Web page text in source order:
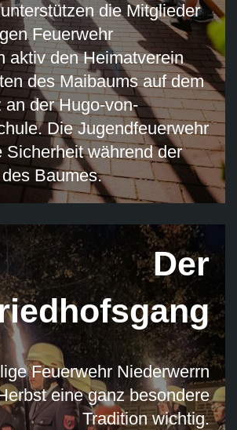
die Mitglieder
Feuerwehr
aktiv den Heimatverein
des Maibaums auf dem
an der Hugo-von-
Die Jugendfeuerwehr
Sicherheit während der
Baumes.
Der
Feuerwehr Niederwerrn
eine ganz besondere
Tradition wichtig.